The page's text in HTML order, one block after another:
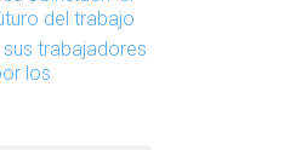
del trabajo
trabajadores
los